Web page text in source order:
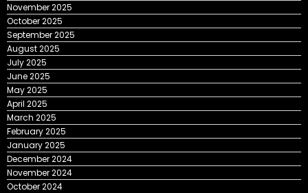
November 2025
October 2025
September 2025
August 2025
July 2025
June 2025
May 2025
April 2025
March 2025
February 2025
January 2025
December 2024
November 2024
October 2024